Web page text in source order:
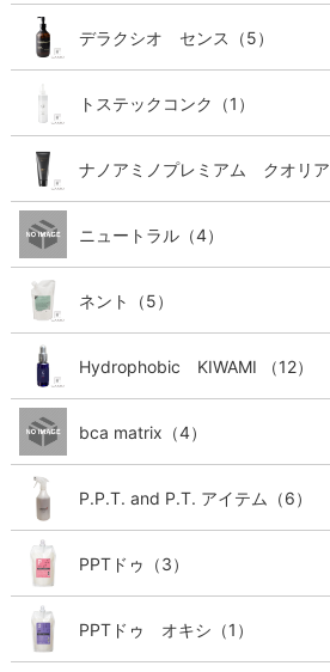
デラクシオ センス （5）
トステックコンク （1）
ナノアミノプレミアム クオリア
ニュートラル（4）
ネント （5）
Hydrophobic KIWAMI （12）
bca matrix （4）
P.P.T. and P.T. アイテム （6）
PPTドゥ （3）
PPTドゥ オキシ （1）